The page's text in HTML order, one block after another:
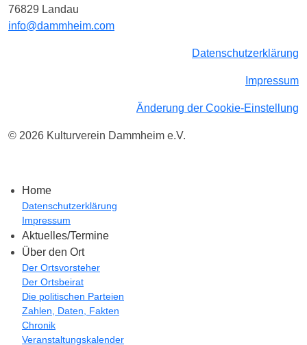
76829 Landau
info@dammheim.com
Datenschutzerklärung
Impressum
Änderung der Cookie-Einstellung
© 2026 Kulturverein Dammheim e.V.
Home
Datenschutzerklärung
Impressum
Aktuelles/Termine
Über den Ort
Der Ortsvorsteher
Der Ortsbeirat
Die politischen Parteien
Zahlen, Daten, Fakten
Chronik
Veranstaltungskalender